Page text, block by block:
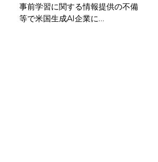
事前学習に関する情報提供の不備
等で米国生成AI企業に…